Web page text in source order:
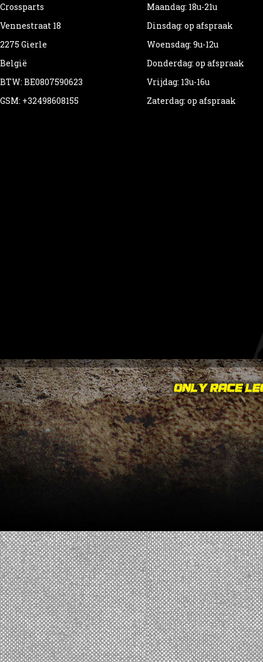
Crossparts
Vennestraat 18
2275 Gierle
België
BTW: BE0807590623
GSM: +32498608155
Maandag: 18u-21u
Dinsdag: op afspraak
Woensdag: 9u-12u
Donderdag: op afspraak
Vrijdag: 13u-16u
Zaterdag: op afspraak